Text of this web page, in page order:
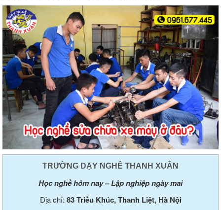
TRƯỜNG DẠY NGHỀ THANH XUÂN
Học nghề hôm nay – Lập nghiệp ngày mai
Địa chỉ: 83 Triều Khúc, Thanh Liệt, Hà Nội